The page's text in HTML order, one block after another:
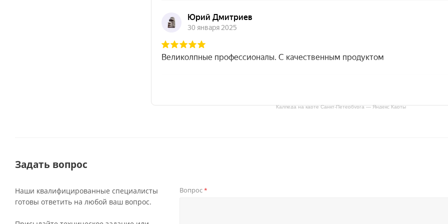
Калпеда на карте Санкт‑Петербурга — Яндекс Карты
Задать вопрос
Наши квалифицированные специалисты
готовы ответить на любой ваш вопрос.
Вопрос*